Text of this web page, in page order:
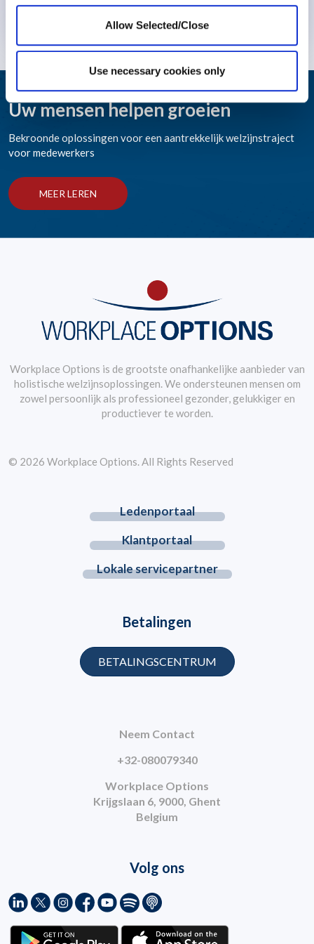
Allow Selected/Close
Use necessary cookies only
Uw mensen helpen groeien
Bekroonde oplossingen voor een aantrekkelijk welzijnstraject
voor medewerkers
MEER LEREN
Workplace Options is de grootste onafhankelijke aanbieder van
holistische welzijnsoplossingen. We ondersteunen mensen om
zowel persoonlijk als professioneel gezonder, gelukkiger en
productiever te worden.
Ledenportaal
Klantportaal
Lokale servicepartner
Neem Contact
+32-080079340
Workplace Options
Krijgslaan 6, 9000, Ghent
Belgium
Betalingen
BETALINGSCENTRUM
Volg ons
© 2026 Workplace Options. All Rights Reserved